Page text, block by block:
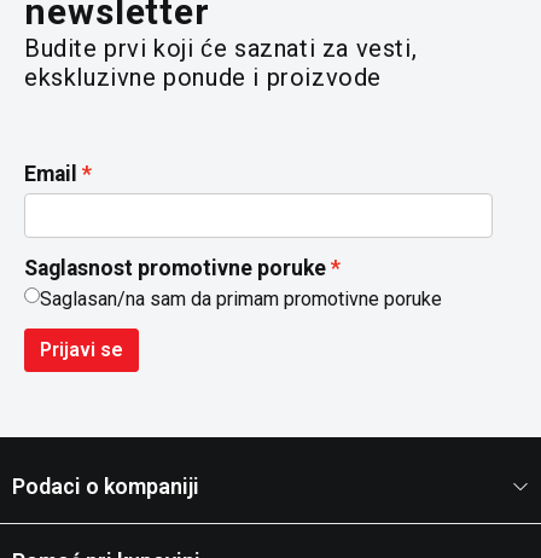
newsletter
Budite prvi koji će saznati za vesti,
ekskluzivne ponude i proizvode
Email
Saglasnost promotivne poruke
Saglasan/na sam da primam promotivne poruke
Prijavi se
Podaci o kompaniji